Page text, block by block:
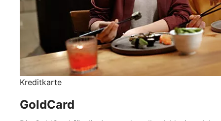
Kreditkarte
GoldCard